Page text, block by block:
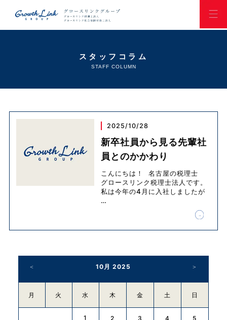
スタッフコラム
STAFF COLUMN
2025/10/28
新卒社員から見る先輩社
員とのかかわり
こんにちは！ 名古屋の税理士
グロースリンク税理士法人です。
私は今年の4月に入社しましたが
…
10月 2025
月 火 水 木 金 土 日
1 2 3 4 5